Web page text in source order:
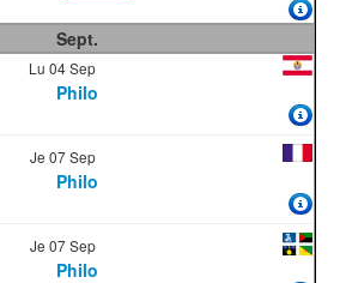
Sept.
Lu 04 Sep
Philo
Je 07 Sep
Philo
Je 07 Sep
Philo